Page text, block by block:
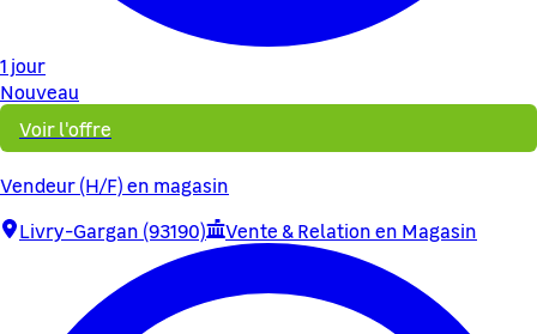
1 jour
Nouveau
Voir l'offre
Vendeur (H/F) en magasin
Livry-Gargan (93190)
Vente & Relation en Magasin